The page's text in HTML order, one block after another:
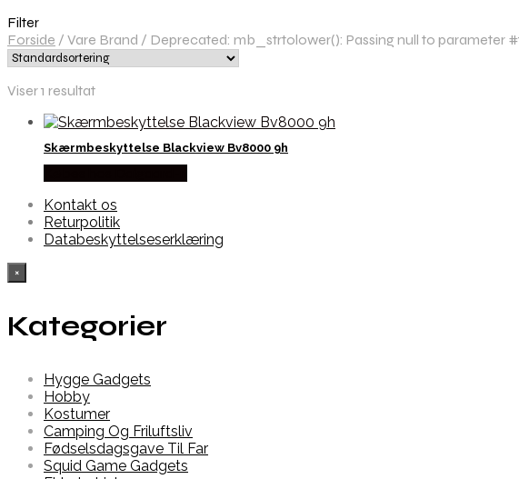
Filter
Forside / Vare Brand / Deprecated: mb_strtolower(): Passing null to parameter
Viser 1 resultat
Skærmbeskyttelse Blackview Bv8000 9h
Kontakt os
Returpolitik
Databeskyttelseserklæring
×
Kategorier
Hygge Gadgets
Hobby
Kostumer
Camping Og Friluftsliv
Fødselsdagsgave Til Far
Squid Game Gadgets